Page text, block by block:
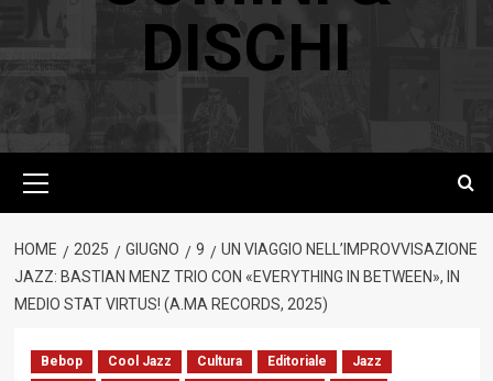
DISCHI
principale
HOME 2025 GIUGNO 9
UN VIAGGIO NELL’IMPROVVISAZIONE
JAZZ: BASTIAN MENZ TRIO CON «EVERYTHING IN BETWEEN», IN
MEDIO STAT VIRTUS! (A.MA RECORDS, 2025)
Bebop Cool Jazz Cultura Editoriale
Jazz